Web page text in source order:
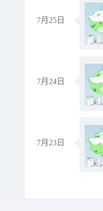
7月25日
7月24日
7月23日